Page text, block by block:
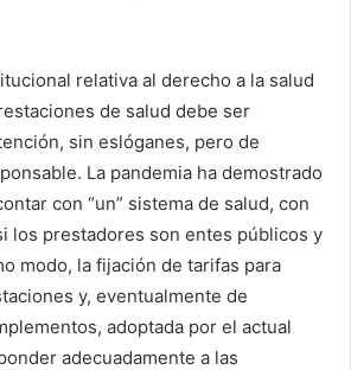
relativa al derecho a la salud
de salud debe ser
sin eslóganes, pero de
La pandemia ha demostrado
con “un” sistema de salud, con
los prestadores son entes públicos y
modo, la fijación de tarifas para
y, eventualmente de
adoptada por el actual
adecuadamente a las